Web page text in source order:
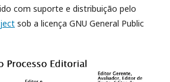
com suporte e distribuição pelo
sob a licença GNU General Public